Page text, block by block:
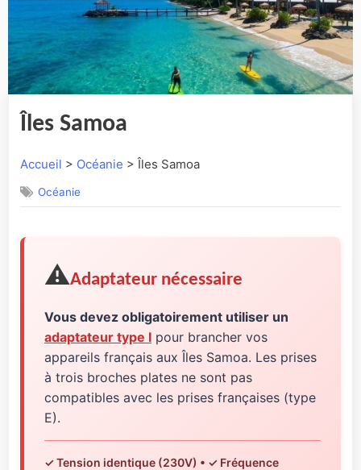
Îles Samoa
Accueil > Océanie > Îles Samoa
Océanie
⚠️Adaptateur nécessaire
Vous devez obligatoirement utiliser un
adaptateur type I pour brancher vos
appareils français aux Îles Samoa. Les prises
à trois broches plates ne sont pas
compatibles avec les prises françaises (type
E).
✓ Tension identique (230V) • ✓ Fréquence